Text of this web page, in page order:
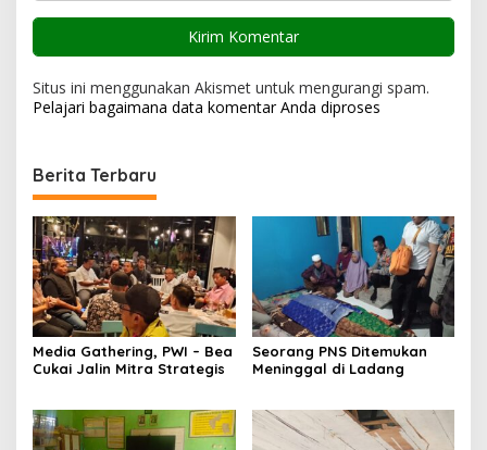
Situs ini menggunakan Akismet untuk mengurangi spam.
Pelajari bagaimana data komentar Anda diproses
Berita Terbaru
Media Gathering, PWI – Bea
Cukai Jalin Mitra Strategis
Seorang PNS Ditemukan
Meninggal di Ladang